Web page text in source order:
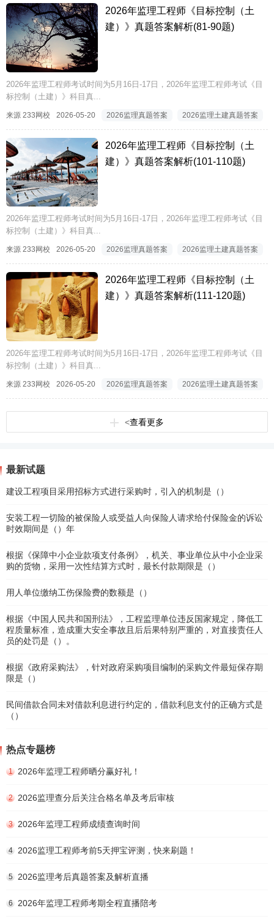
2026年监理工程师《目标控制（土
建）》真题答案解析(81-90题)
2026年监理工程师考试时间为5月16日-17日，2026年监理工程师考试《目
标控制（土建）》科目真...
来源 233网校 2026-05-20 2026监理真题答案 2026监理土建真题答案
2026年监理工程师《目标控制（土
建）》真题答案解析(101-110题)
2026年监理工程师考试时间为5月16日-17日，2026年监理工程师考试《目
标控制（土建）》科目真...
来源 233网校 2026-05-20 2026监理真题答案 2026监理土建真题答案
2026年监理工程师《目标控制（土
建）》真题答案解析(111-120题)
2026年监理工程师考试时间为5月16日-17日，2026年监理工程师考试《目
标控制（土建）》科目真...
来源 233网校 2026-05-20 2026监理真题答案 2026监理土建真题答案
<查看更多
最新试题
建设工程项目采用招标方式进行采购时，引入的机制是（）
安装工程一切险的被保险人或受益人向保险人请求给付保险金的诉讼
时效期间是（）年
根据《保障中小企业款项支付条例》，机关、事业单位从中小企业采
购的货物，采用一次性结算方式时，最长付款期限是（）
用人单位缴纳工伤保险费的数额是（）
根据《中国人民共和国刑法》，工程监理单位违反国家规定，降低工
程质量标准，造成重大安全事故且后后果特别严重的，对直接责任人
员的处罚是（）。
根据《政府采购法》，针对政府采购项目编制的采购文件最短保存期
限是（）
民间借款合同未对借款利息进行约定的，借款利息支付的正确方式是
（）
热点专题榜
1 2026年监理工程师晒分赢好礼！
2 2026监理查分后关注合格名单及考后审核
3 2026年监理工程师成绩查询时间
4 2026监理工程师考前5天押宝评测，快来刷题！
5 2026监理考后真题答案及解析直播
6 2026年监理工程师考期全程直播陪考